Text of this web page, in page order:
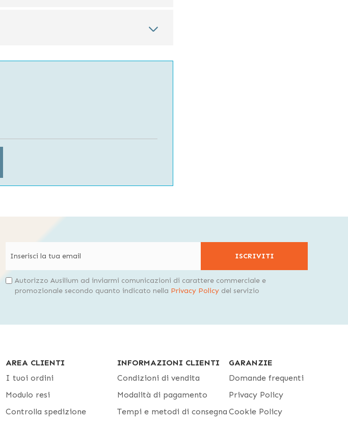
ISCRIVITI
Autorizzo Ausilium ad inviarmi comunicazioni di carattere commerciale e
promozionale secondo quanto indicato nella Privacy Policy del servizio
AREA CLIENTI
I tuoi ordini
Modulo resi
Controlla spedizione
INFORMAZIONI CLIENTI
Condizioni di vendita
Modalità di pagamento
Tempi e metodi di consegna
GARANZIE
Domande frequenti
Privacy Policy
Cookie Policy